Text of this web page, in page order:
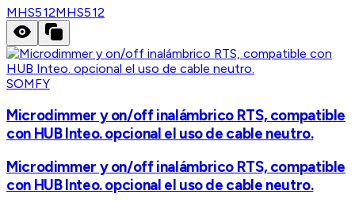
MHS512MHS512
SOMFY
Microdimmer y on/off inalámbrico RTS, compatible
con HUB Inteo. opcional el uso de cable neutro.
Microdimmer y on/off inalámbrico RTS, compatible
con HUB Inteo. opcional el uso de cable neutro.